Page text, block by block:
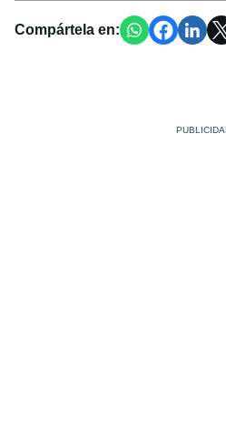
Compártela en: